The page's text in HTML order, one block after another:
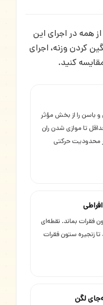
همه در اجرای این
کردن وزنه، اجرای
کنید.
باسن را از بخش مؤثر
تا موازی شدن ران
محدودیت حرکتی
فقرات بماند. نقطه‌ای
تا زنجیره ستون فقرات
لگن